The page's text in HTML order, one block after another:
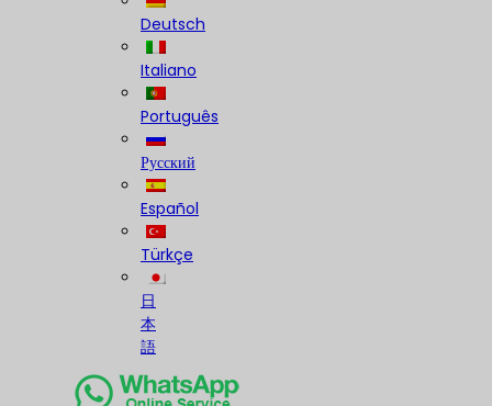
Deutsch
Italiano
Português
Русский
Español
Türkçe
日
本
語